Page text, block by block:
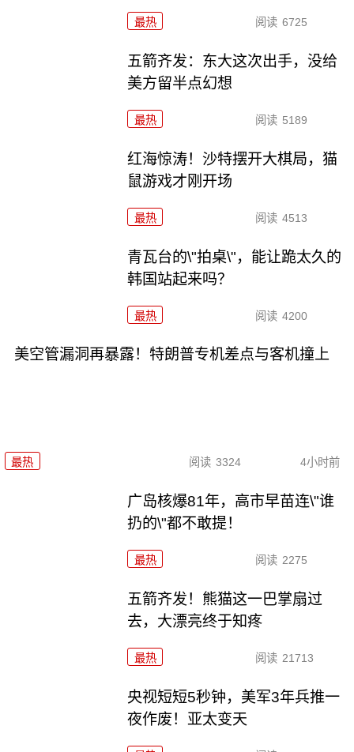
最热 阅读 6725
五箭齐发：东大这次出手，没给
美方留半点幻想
最热 阅读 5189
红海惊涛！沙特摆开大棋局，猫
鼠游戏才刚开场
最热 阅读 4513
青瓦台的\"拍桌\"，能让跪太久的
韩国站起来吗？
最热 阅读 4200
美空管漏洞再暴露！特朗普专机差点与客机撞上
最热 阅读 3324 4小时前
广岛核爆81年，高市早苗连\"谁
扔的\"都不敢提！
最热 阅读 2275
五箭齐发！熊猫这一巴掌扇过
去，大漂亮终于知疼
最热 阅读 21713
央视短短5秒钟，美军3年兵推一
夜作废！亚太变天